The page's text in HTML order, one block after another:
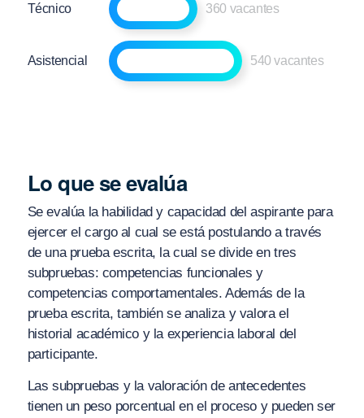
Técnico 360 vacantes
Asistencial 540 vacantes
Lo que se evalúa
Se evalúa la habilidad y capacidad del aspirante para
ejercer el cargo al cual se está postulando a través
de una prueba escrita, la cual se divide en tres
subpruebas: competencias funcionales y
competencias comportamentales. Además de la
prueba escrita, también se analiza y valora el
historial académico y la experiencia laboral del
participante.
Las subpruebas y la valoración de antecedentes
tienen un peso porcentual en el proceso y pueden ser